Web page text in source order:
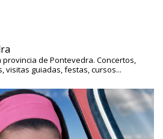
de Pontevedra. Concertos,
visitas guiadas, festas, cursos...